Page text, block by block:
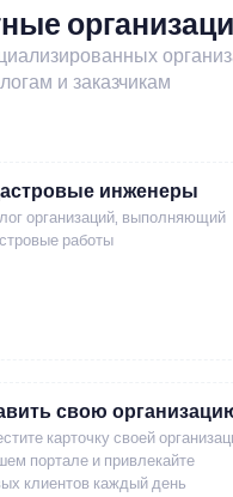
и заказчикам
инженеры
организаций, выполняющий
работы
свою
карточку своей
портале и привлекайте
клиентов каждый день